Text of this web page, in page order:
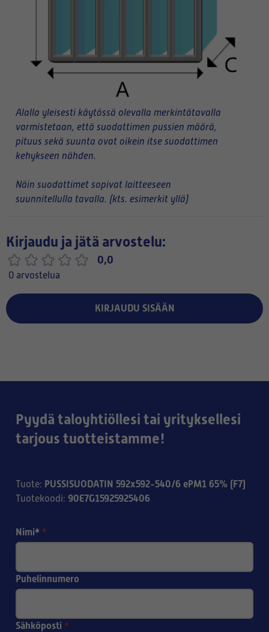
Alalla yleisesti käytössä olevalla merkintätavalla
varmistetaan, että suodattimen pussien määrä,
pituus sekä suunta ovat oikein itse suodattimen
kehykseen nähden.
Näin suodattimet sopivat laitteeseen
suunnitellulla tavalla. (kts. esimerkit yllä)
Kirjaudu ja jätä arvostelu:
0,0
0 arvostelua
KIRJAUDU SISÄÄN
Pyydä taloyhtiöllesi tai yrityksellesi
tarjous tuotteistamme!
Tuote: PUSSISUODATIN 592x592-540/6 ePM1 65% (F7)
Tuotekoodi: 90E7G15925925406
Nimi* *
Puhelinnumero
Sähköposti *